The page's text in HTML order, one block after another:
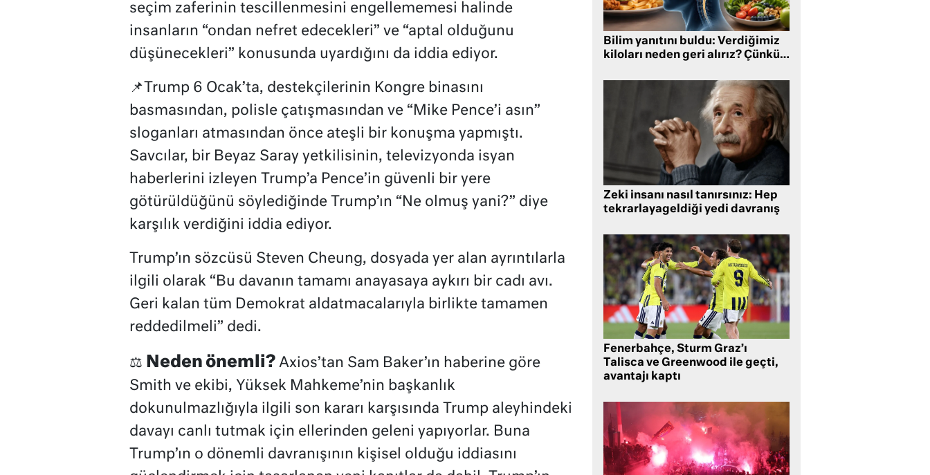
seçim zaferinin tescillenmesini engellememesi halinde
insanların “ondan nefret edecekleri” ve “aptal olduğunu
düşünecekleri” konusunda uyardığını da iddia ediyor.
📌Trump 6 Ocak’ta, destekçilerinin Kongre binasını
basmasından, polisle çatışmasından ve “Mike Pence’i asın”
sloganları atmasından önce ateşli bir konuşma yapmıştı.
Savcılar, bir Beyaz Saray yetkilisinin, televizyonda isyan
haberlerini izleyen Trump’a Pence’in güvenli bir yere
götürüldüğünü söylediğinde Trump’ın “Ne olmuş yani?” diye
karşılık verdiğini iddia ediyor.
Trump’ın sözcüsü Steven Cheung, dosyada yer alan ayrıntılarla
ilgili olarak “Bu davanın tamamı anayasaya aykırı bir cadı avı.
Geri kalan tüm Demokrat aldatmacalarıyla birlikte tamamen
reddedilmeli” dedi.
⚖️ Neden önemli?Axios’tan Sam Baker’ın haberine göre
Smith ve ekibi, Yüksek Mahkeme’nin başkanlık
dokunulmazlığıyla ilgili son kararı karşısında Trump aleyhindeki
davayı canlı tutmak için ellerinden geleni yapıyorlar. Buna
Trump’ın o dönemli davranışının kişisel olduğu iddiasını
Bilim yanıtını buldu: Verdiğimiz
kiloları neden geri alırız? Çünkü…
Zeki insanı nasıl tanırsınız: Hep
tekrarlayageldiği yedi davranış
Fenerbahçe, Sturm Graz’ı
Talisca ve Greenwood ile geçti,
avantajı kaptı